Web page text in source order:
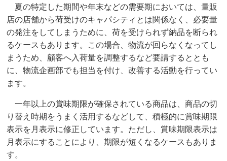
夏の特定した期間や年末などの需要期においては、量販
店の店舗から荷受けのキャパシティとは関係なく、必要量
の発注をしてしまうために、荷を受けられず納品を断られ
るケースもあります。この場合、物流が回らなくなってし
まうため、顧客へ入荷量を調整するなど要請するととも
に、物流企画部でも担当を付け、改善する活動を行ってい
ます。
一年以上の賞味期限が確保されている商品は、商品の切
り替え時期をうまく活用するなどして、積極的に賞味期限
表示を月表示に修正しています。ただし、賞味期限表示は
月表示にすることにより、期限が短くなるケースもありま
す。